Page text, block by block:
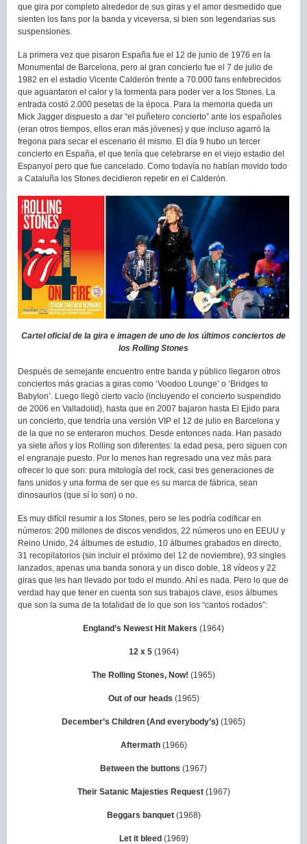
que gira por completo alrededor de sus giras y el amor desmedido que
sienten los fans por la banda y viceversa, si bien son legendarias sus
suspensiones.
La primera vez que pisaron España fue el 12 de junio de 1976 en la
Monumental de Barcelona, pero al gran concierto fue el 7 de julio de
1982 en el estadio Vicente Calderón frente a 70.000 fans enfebrecidos
que aguantaron el calor y la tormenta para poder ver a los Stones. La
entrada costó 2.000 pesetas de la época. Para la memoria queda un
Mick Jagger dispuesto a dar “el puñetero concierto” ante los españoles
(eran otros tiempos, ellos eran más jóvenes) y que incluso agarró la
fregona para secar el escenario él mismo. El día 9 hubo un tercer
concierto en España, el que tenía que celebrarse en el viejo estadio del
Espanyol pero que fue cancelado. Como todavía no habían movido todo
a Cataluña los Stones decidieron repetir en el Calderón.
Cartel oficial de la gira e imagen de uno de los últimos conciertos de
los Rolling Stones
Después de semejante encuentro entre banda y público llegaron otros
conciertos más gracias a giras como ‘Voodoo Lounge’ o ‘Bridges to
Babylon’. Luego llegó cierto vacío (incluyendo el concierto suspendido
de 2006 en Valladolid), hasta que en 2007 bajaron hasta El Ejido para
un concierto, que tendría una versión VIP el 12 de julio en Barcelona y
de la que no se enteraron muchos. Desde entonces nada. Han pasado
ya siete años y los Rolling son diferentes: la edad pesa, pero siguen con
el engranaje puesto. Por lo menos han regresado una vez más para
ofrecer lo que son: pura mitología del rock, casi tres generaciones de
fans unidos y una forma de ser que es su marca de fábrica, sean
dinosaurios (que sí lo son) o no.
Es muy difícil resumir a los Stones, pero se les podría codificar en
números: 200 millones de discos vendidos, 22 números uno en EEUU y
Reino Unido, 24 álbumes de estudio, 10 álbumes grabados en directo,
31 recopilatorios (sin incluir el próximo del 12 de noviembre), 93 singles
lanzados, apenas una banda sonora y un disco doble, 18 vídeos y 22
giras que les han llevado por todo el mundo. Ahí es nada. Pero lo que de
verdad hay que tener en cuenta son sus trabajos clave, esos álbumes
que son la suma de la totalidad de lo que son los “cantos rodados”:
England’s Newest Hit Makers (1964)
12 x 5(1964)
The Rolling Stones, Now! (1965)
Out of our heads (1965)
December’s Children (And everybody’s) (1965)
Aftermath(1966)
Between the buttons (1967)
Their Satanic Majesties Request(1967)
Beggars banquet(1968)
Let it bleed (1969)